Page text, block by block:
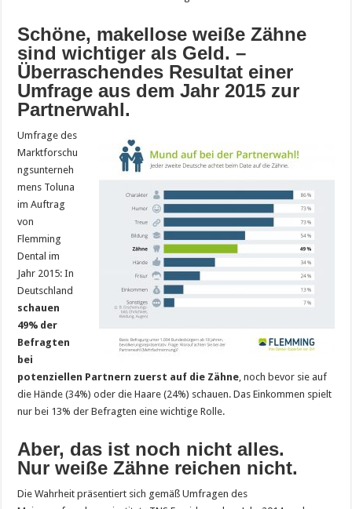
Schöne, makellose weiße Zähne
sind wichtiger als Geld. –
Überraschendes Resultat einer
Umfrage aus dem Jahr 2015 zur
Partnerwahl.
Umfrage des
Marktforschu
ngsunterneh
mens Toluna
im Auftrag
von
Flemming
Dental im
Jahr 2015: In
Deutschland
schauen
49% der
Befragten
bei
potenziellen Partnern zuerst auf die Zähne, noch bevor sie auf
die Hände (34%) oder die Haare (24%) schauen. Das Einkommen spielt
nur bei 13% der Befragten eine wichtige Rolle.
Aber, das ist noch nicht alles.
Nur weiße Zähne reichen nicht.
Die Wahrheit präsentiert sich gemäß Umfragen des